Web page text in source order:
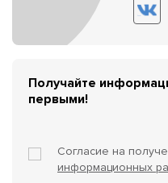
Получайте
первыми!
Согласие на
информационных